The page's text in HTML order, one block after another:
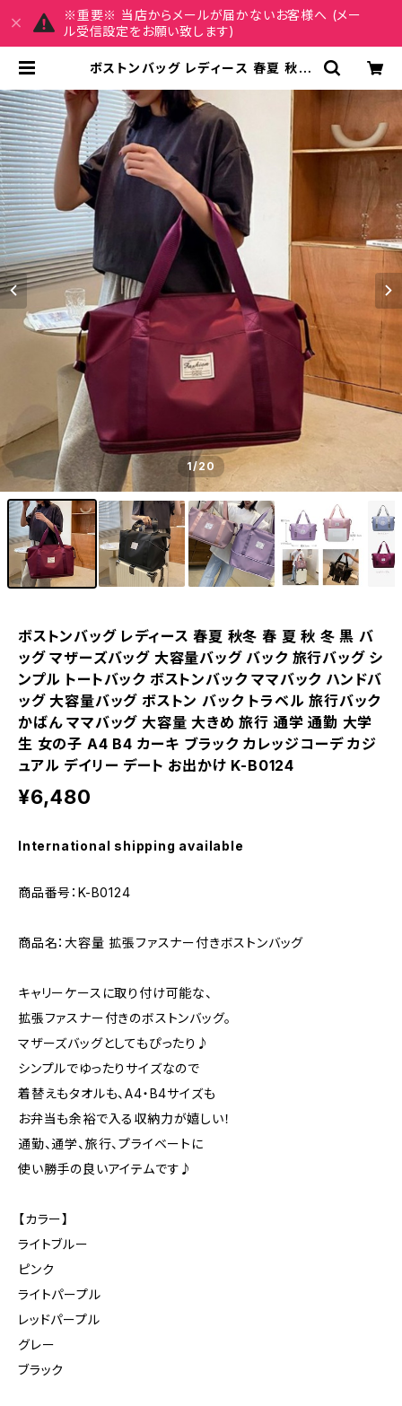
※重要※ 当店からメールが届かないお客様へ (メー
ル受信設定をお願い致します)
ボストンバッグ レディース 春夏 秋冬
大容量バッグ バック 旅行バッグ シン
プル トートバック ボストンバック マ
マバック ハンドバッグ 大容量バッグ
ボストン バック トラベル 旅行バック
かばん ママバッグ 大容量 大きめ 旅
行 通学 通勤 大学生 女の子 A4 B4
カーキ ブラック カレッジコーデ カジ
ュアル デイリー デート お出かけ K-B
0124 | REIRSE レイルセ 20代,30
代,40代 レディースファッション 通販
1/20
ボストンバッグ レディース 春夏 秋冬 春 夏 秋 冬 黒 バ
ッグ マザーズバッグ 大容量バッグ バック 旅行バッグ シ
ンプル トートバック ボストンバック ママバック ハンドバ
ッグ 大容量バッグ ボストン バック トラベル 旅行バック
かばん ママバッグ 大容量 大きめ 旅行 通学 通勤 大学
生 女の子 A4 B4 カーキ ブラック カレッジコーデ カジ
ュアル デイリー デート お出かけ K-B0124
¥6,480
International shipping available
商品番号：K-B0124
商品名：大容量 拡張ファスナー付きボストンバッグ
キャリーケースに取り付け可能な、
拡張ファスナー付きのボストンバッグ。
マザーズバッグとしてもぴったり♪
シンプルでゆったりサイズなので
着替えもタオルも、A4・B4サイズも
お弁当も余裕で入る収納力が嬉しい！
通勤、通学、旅行、プライベートに
使い勝手の良いアイテムです♪
【カラー】
ライトブルー
ピンク
ライトパープル
レッドパープル
グレー
ブラック